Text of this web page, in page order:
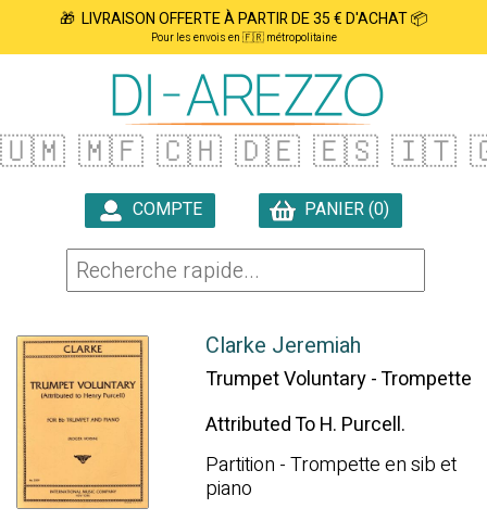
🎁 LIVRAISON OFFERTE À PARTIR DE 35 € D'ACHAT 📦
Pour les envois en 🇫🇷 métropolitaine
🇺🇲 🇲🇫 🇨🇭 🇩🇪 🇪🇸 🇮🇹
COMPTE
PANIER (0)
Clarke Jeremiah
Trumpet Voluntary - Trompette
Attributed To H. Purcell.
Partition - Trompette en sib et
piano